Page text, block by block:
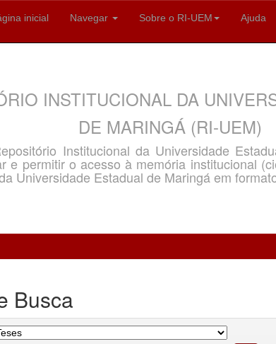
inicial Navegar Sobre o RI-UEM Ajuda
INSTITUCIONAL DA
DE MARINGÁ (RI-UEM)
Institucional da Universidade
e permitir o acesso à memória institucional
Universidade Estadual de Maringá em
Busca